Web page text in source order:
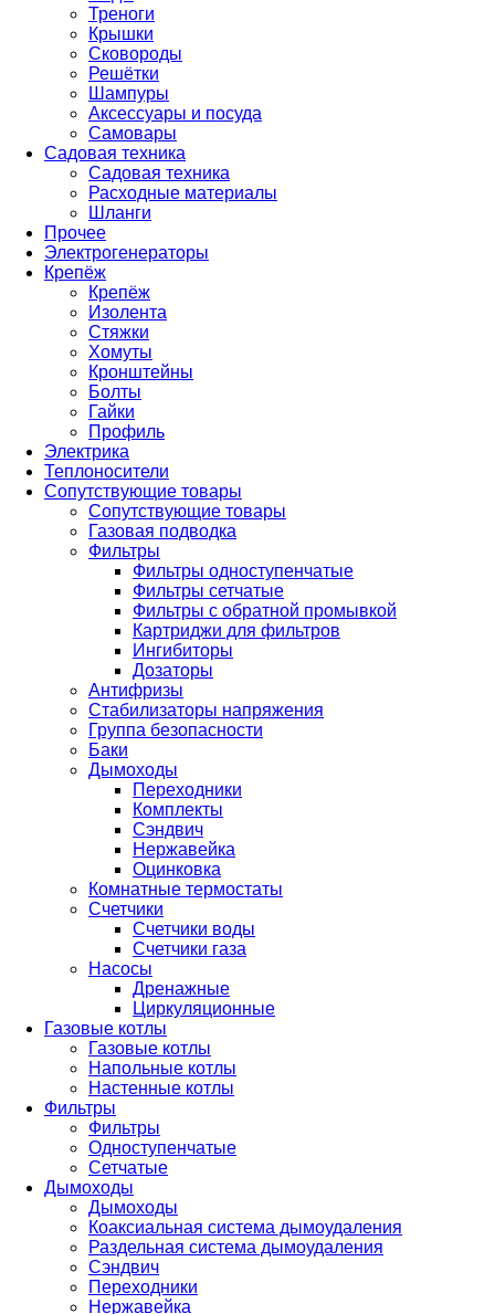
Треноги
Крышки
Сковороды
Решётки
Шампуры
Аксессуары и посуда
Самовары
Садовая техника
Садовая техника
Расходные материалы
Шланги
Прочее
Электрогенераторы
Крепёж
Крепёж
Изолента
Стяжки
Хомуты
Кронштейны
Болты
Гайки
Профиль
Электрика
Теплоносители
Сопутствующие товары
Сопутствующие товары
Газовая подводка
Фильтры
Фильтры одноступенчатые
Фильтры сетчатые
Фильтры с обратной промывкой
Картриджи для фильтров
Ингибиторы
Дозаторы
Антифризы
Стабилизаторы напряжения
Группа безопасности
Баки
Дымоходы
Переходники
Комплекты
Сэндвич
Нержавейка
Оцинковка
Комнатные термостаты
Счетчики
Счетчики воды
Счетчики газа
Насосы
Дренажные
Циркуляционные
Газовые котлы
Газовые котлы
Напольные котлы
Настенные котлы
Фильтры
Фильтры
Одноступенчатые
Сетчатые
Дымоходы
Дымоходы
Коаксиальная система дымоудаления
Раздельная система дымоудаления
Сэндвич
Переходники
Нержавейка